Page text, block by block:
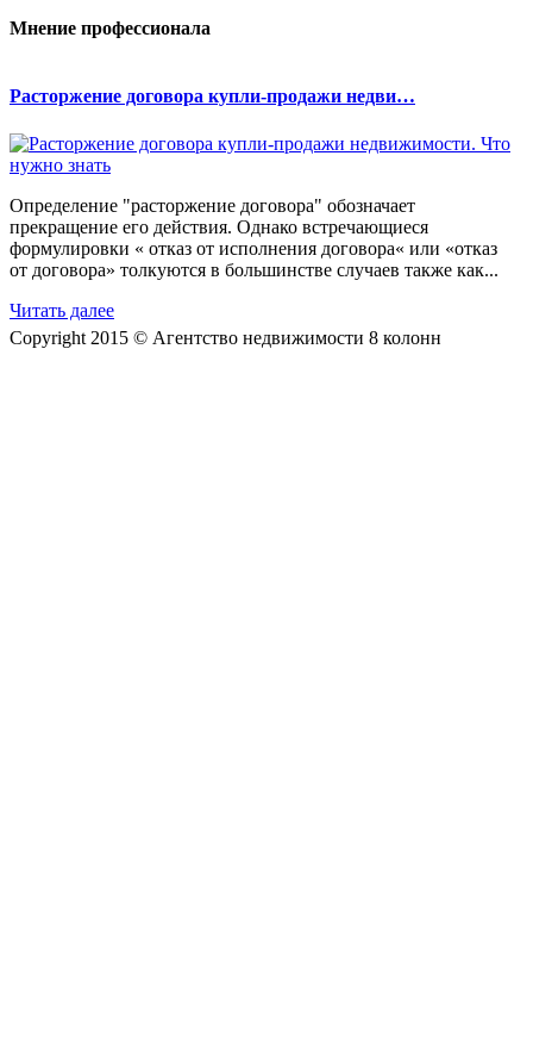
Мнение профессионала
Расторжение договора купли-продажи недви…
Определение "расторжение договора" обозначает
прекращение его действия. Однако встречающиеся
формулировки « отказ от исполнения договора« или «отказ
от договора» толкуются в большинстве случаев также как...
Читать далее
Copyright 2015 © Агентство недвижимости 8 колонн